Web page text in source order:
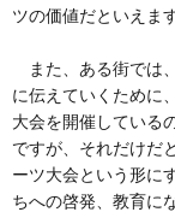
ツの価値だといえます
また、ある街では
に伝えていくために
大会を開催している
ですが、それだけだ
ーツ大会という形に
ちへの啓発、教育に